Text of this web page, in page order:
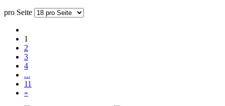
pro Seite
1
2
3
4
...
11
»